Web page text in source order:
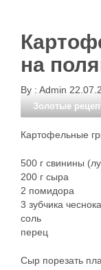
на
By : Admin
Золотые
Картофельные
500 г свинины
200 г сыра
2 помидора
3 зубчика чеснока
соль
перец
Сыр порезать